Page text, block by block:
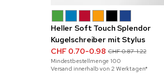
Heller Soft Touch Splendor
Kugelschreiber mit Stylus
CHF 0.70-0.98 CHF 0.87-1.22
Mindestbestellmenge 100
Versand innerhalb von 2 Werktagen*